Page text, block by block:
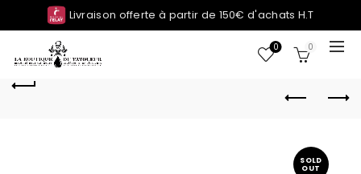
Livraison offerte à partir de 150€ d'achats H.T
0 0
SOLD
OUT